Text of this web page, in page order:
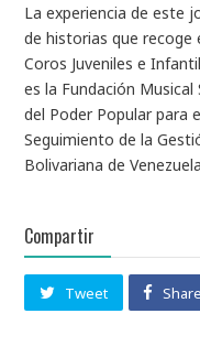
La experiencia de este
de historias que recoge
Coros Juveniles e
es la Fundación
del Poder Popular para
Seguimiento de la
Bolivariana de
Compartir
Tweet Share